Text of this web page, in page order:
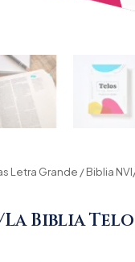
Letra Grande / Biblia
Biblia